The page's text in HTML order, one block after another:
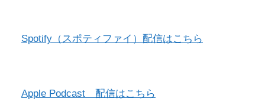
Spotify（スポティファイ）配信はこちら
Apple Podcast 配信はこちら